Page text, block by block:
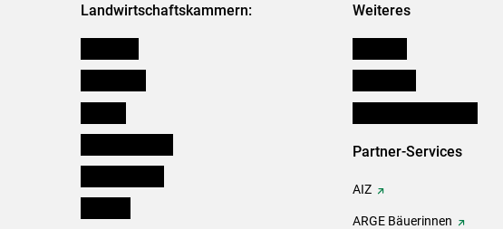
Landwirtschaftskammern: Weiteres
Partner-Services
AIZ
ARGE Bäuerinnen